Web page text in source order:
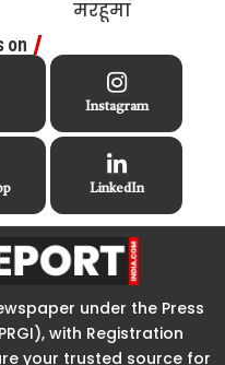
on
Instagram
LinkedIn
under the Press
with Registration
your trusted source for